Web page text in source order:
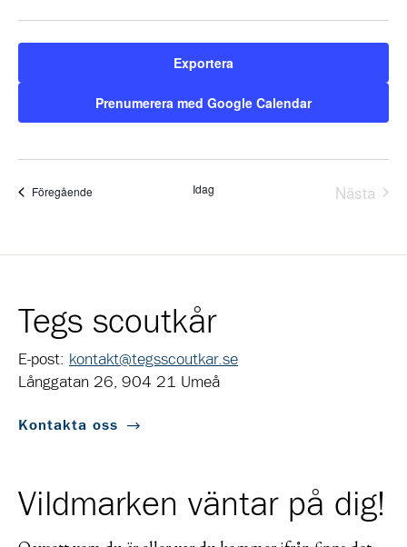
datum.
Exportera
Prenumerera med Google Calendar
Föregående Idag
Nästa
Tegs scoutkår
E-post: kontakt@tegsscoutkar.se
Långgatan 26, 904 21 Umeå
Kontakta oss
Vildmarken väntar på dig!